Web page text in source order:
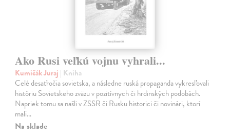
Ako Rusi veľkú vojnu vyhrali...
Kumičák Juraj | Kniha
Celé desaťročia sovietska, a následne ruská propaganda vykresľovali
históriu Sovietskeho zväzu v pozitívnych či hrdinských podobách.
Napriek tomu sa našli v ZSSR či Rusku historici či novinári, ktorí
mali…
Na sklade